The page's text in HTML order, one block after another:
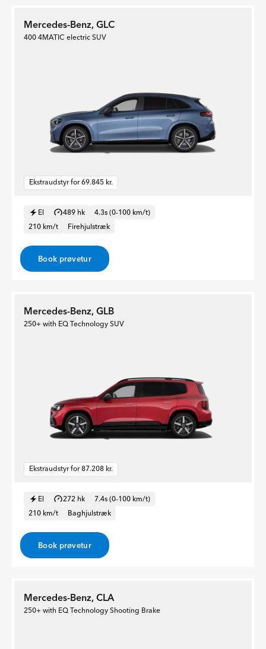
Mercedes-Benz, GLC
400 4MATIC electric SUV
Ekstraudstyr for 69.845 kr.
El 489 hk
4.3s (0-100 km/t)
210 km/t
Firehjulstræk
Book prøvetur
Mercedes-Benz, GLB
250+ with EQ Technology SUV
Ekstraudstyr for 87.208 kr.
El 272 hk
7.4s (0-100 km/t)
210 km/t
Baghjulstræk
Book prøvetur
Mercedes-Benz, CLA
250+ with EQ Technology Shooting Brake